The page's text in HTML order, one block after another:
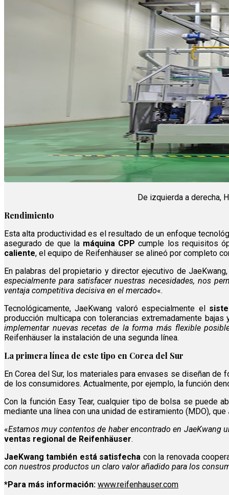
De izquierda a derecha,
Rendimiento
Esta alta productividad es el resultado de un enfoque
asegurado de que la máquina CPP cumple los requisitos
caliente, el equipo de Reifenhäuser se alineó por completo
En palabras del propietario y director ejecutivo de
especialmente para satisfacer nuestras necesidades, nos
ventaja competitiva decisiva en el mercado«.
Tecnológicamente, JaeKwang valoró especialmente el
producción multicapa con tolerancias extremadamente
implementar nuevas recetas de la forma más flexible
Reifenhäuser la instalación de una segunda línea.
La primera línea de este tipo en Corea del Sur
En Corea del Sur, los materiales para envases se diseñan
de los consumidores. Actualmente, por ejemplo, la función
Con la función Easy Tear, cualquier tipo de bolsa se puede
mediante una línea con una unidad de estiramiento (MDO),
«Estamos muy contentos de haber encontrado en JaeKwang
ventas regional de Reifenhäuser.
JaeKwang también está satisfecha con la renovada
con nuestros productos un claro valor añadido para los
*Para más información: www.reifenhauser.com